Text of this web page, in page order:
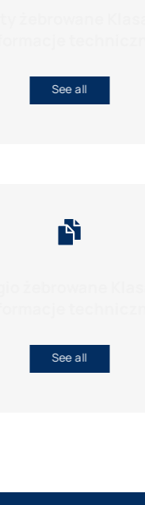
See all
See all